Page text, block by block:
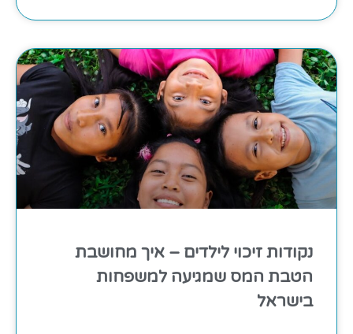
נקודות זיכוי לילדים – איך מחושבת
הטבת המס שמגיעה למשפחות
בישראל